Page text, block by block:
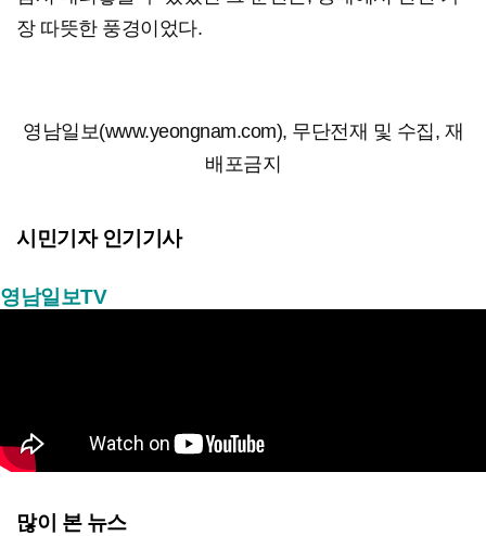
장 따뜻한 풍경이었다.
영남일보(www.yeongnam.com), 무단전재 및 수집, 재
배포금지
시민기자 인기기사
영남일보TV
많이 본 뉴스